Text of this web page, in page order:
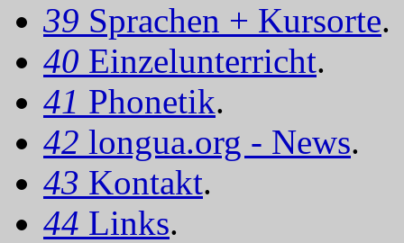
39 Sprachen + Kursorte.
40 Einzelunterricht.
41 Phonetik.
42 longua.org - News.
43 Kontakt.
44 Links.